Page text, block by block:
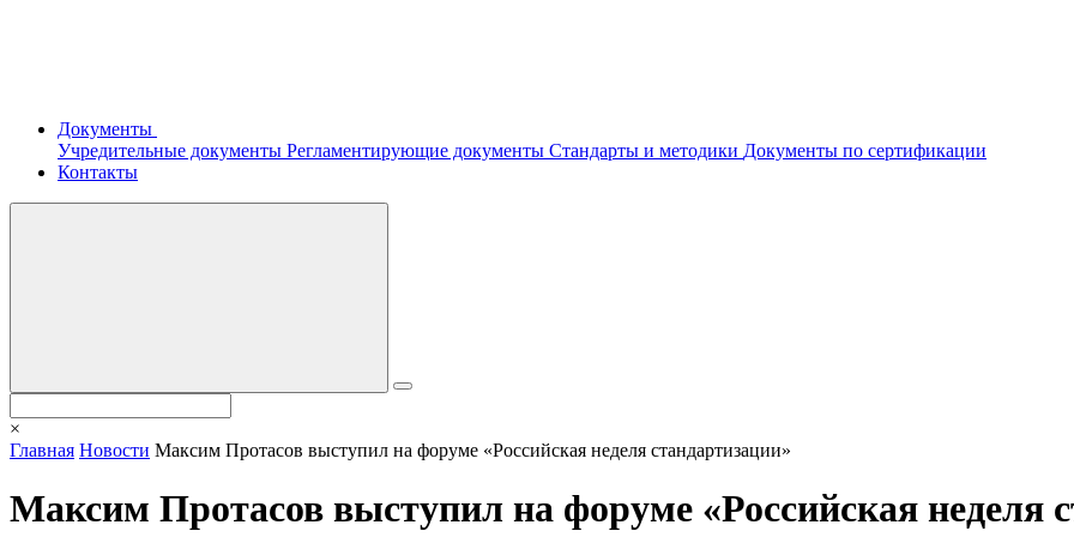
Документы
Учредительные документы Регламентирующие документы Стандарты и методики Документы по сертификации
Контакты
×
Главная Новости Максим Протасов выступил на форуме «Российская неделя стандартизации»
Максим Протасов выступил на форуме «Российская неделя